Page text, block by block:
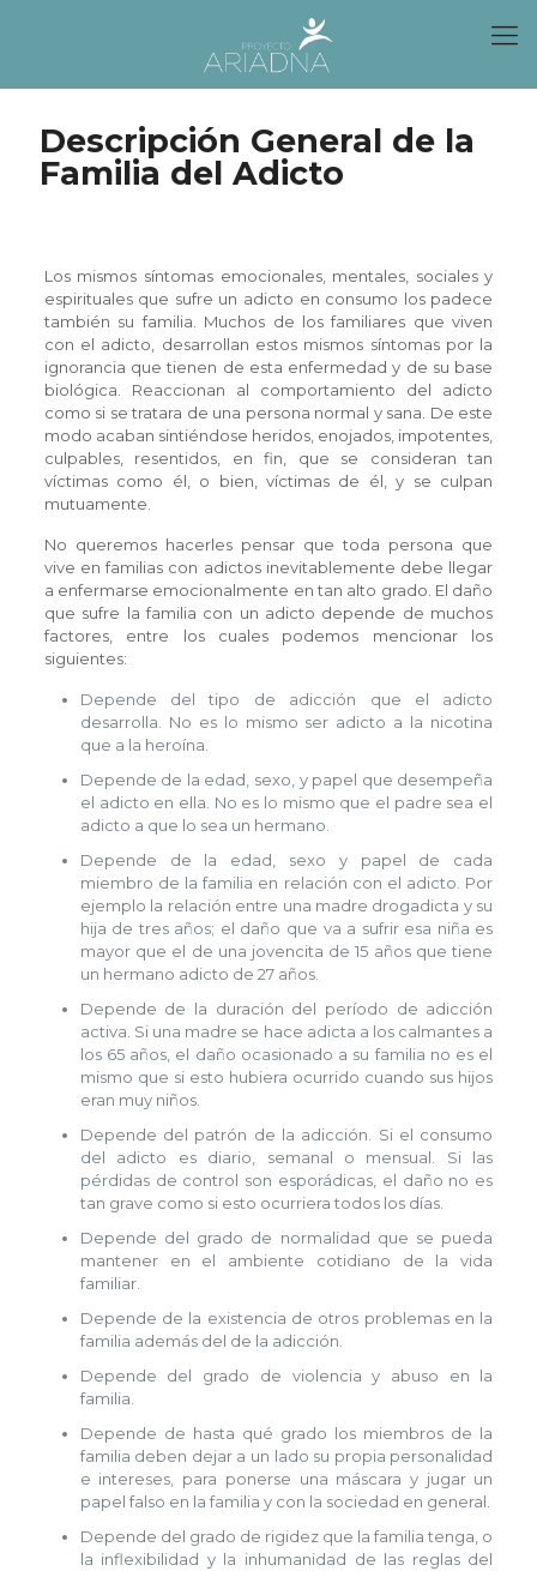
Descripción General de la
Familia del Adicto
Los mismos síntomas emocionales, mentales, sociales y
espirituales que sufre un adicto en consumo los padece
también su familia. Muchos de los familiares que viven
con el adicto, desarrollan estos mismos síntomas por la
ignorancia que tienen de esta enfermedad y de su base
biológica. Reaccionan al comportamiento del adicto
como si se tratara de una persona normal y sana. De este
modo acaban sintiéndose heridos, enojados, impotentes,
culpables, resentidos, en fin, que se consideran tan
víctimas como él, o bien, víctimas de él, y se culpan
mutuamente.
No queremos hacerles pensar que toda persona que
vive en familias con adictos inevitablemente debe llegar
a enfermarse emocionalmente en tan alto grado. El daño
que sufre la familia con un adicto depende de muchos
factores, entre los cuales podemos mencionar los
siguientes:
Depende del tipo de adicción que el adicto
desarrolla. No es lo mismo ser adicto a la nicotina
que a la heroína.
Depende de la edad, sexo, y papel que desempeña
el adicto en ella. No es lo mismo que el padre sea el
adicto a que lo sea un hermano.
Depende de la edad, sexo y papel de cada
miembro de la familia en relación con el adicto. Por
ejemplo la relación entre una madre drogadicta y su
hija de tres años; el daño que va a sufrir esa niña es
mayor que el de una jovencita de 15 años que tiene
un hermano adicto de 27 años.
Depende de la duración del período de adicción
activa. Si una madre se hace adicta a los calmantes a
los 65 años, el daño ocasionado a su familia no es el
mismo que si esto hubiera ocurrido cuando sus hijos
eran muy niños.
Depende del patrón de la adicción. Si el consumo
del adicto es diario, semanal o mensual. Si las
pérdidas de control son esporádicas, el daño no es
tan grave como si esto ocurriera todos los días.
Depende del grado de normalidad que se pueda
mantener en el ambiente cotidiano de la vida
familiar.
Depende de la existencia de otros problemas en la
familia además del de la adicción.
Depende del grado de violencia y abuso en la
familia.
Depende de hasta qué grado los miembros de la
familia deben dejar a un lado su propia personalidad
e intereses, para ponerse una máscara y jugar un
papel falso en la familia y con la sociedad en general.
Depende del grado de rigidez que la familia tenga, o
la inflexibilidad y la inhumanidad de las reglas del